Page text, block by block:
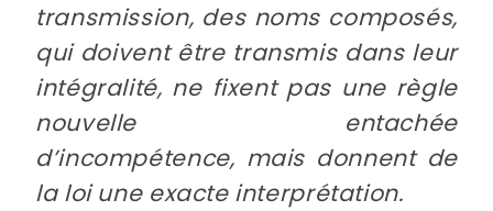
transmission, des noms composés,
qui doivent être transmis dans leur
intégralité, ne fixent pas une règle
nouvelle entachée
d’incompétence, mais donnent de
la loi une exacte interprétation.